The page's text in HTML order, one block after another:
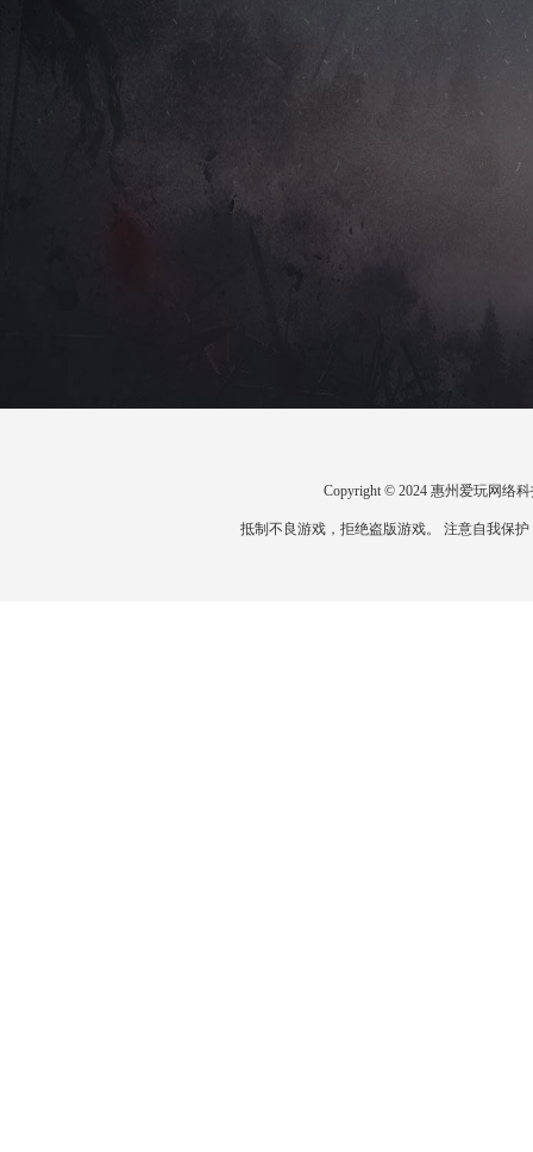
Copyright © 2024 惠州爱玩网络
抵制不良游戏，拒绝盗版游戏。 注意自我保